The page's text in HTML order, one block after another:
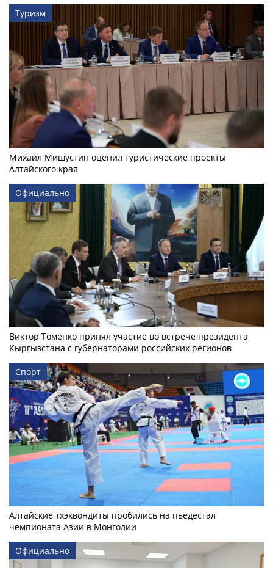
Туризм
Михаил Мишустин оценил туристические проекты
Алтайского края
Официально
Виктор Томенко принял участие во встрече президента
Кыргызстана с губернаторами российских регионов
Спорт
Алтайские тхэквондиты пробились на пьедестал
чемпионата Азии в Монголии
Официально